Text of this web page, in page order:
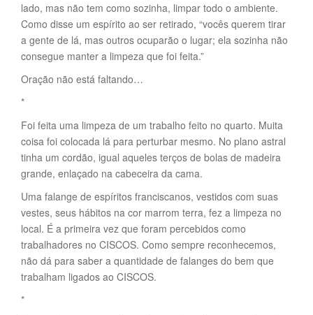
lado, mas não tem como sozinha, limpar todo o ambiente.
Como disse um espírito ao ser retirado, “vocês querem tirar
a gente de lá, mas outros ocuparão o lugar; ela sozinha não
consegue manter a limpeza que foi feita.”
Oração não está faltando…
*
Foi feita uma limpeza de um trabalho feito no quarto. Muita
coisa foi colocada lá para perturbar mesmo. No plano astral
tinha um cordão, igual aqueles terços de bolas de madeira
grande, enlaçado na cabeceira da cama.
Uma falange de espíritos franciscanos, vestidos com suas
vestes, seus hábitos na cor marrom terra, fez a limpeza no
local. É a primeira vez que foram percebidos como
trabalhadores no CISCOS. Como sempre reconhecemos,
não dá para saber a quantidade de falanges do bem que
trabalham ligados ao CISCOS.
*